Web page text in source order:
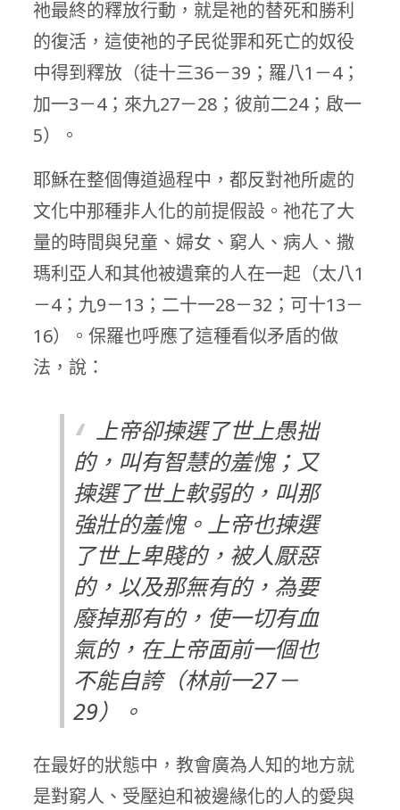
祂最終的釋放行動，就是祂的替死和勝利
的復活，這使祂的子民從罪和死亡的奴役
中得到釋放（徒十三36－39；羅八1－4；
加一3－4；來九27－28；彼前二24；啟一
5）。
耶穌在整個傳道過程中，都反對祂所處的
文化中那種非人化的前提假設。祂花了大
量的時間與兒童、婦女、窮人、病人、撒
瑪利亞人和其他被遺棄的人在一起（太八1
－4；九9－13；二十一28－32；可十13－
16）。保羅也呼應了這種看似矛盾的做
法，說：
上帝卻揀選了世上愚拙
的，叫有智慧的羞愧；又
揀選了世上軟弱的，叫那
強壯的羞愧。上帝也揀選
了世上卑賤的，被人厭惡
的，以及那無有的，為要
廢掉那有的，使一切有血
氣的，在上帝面前一個也
不能自誇（林前一27－
29）。
在最好的狀態中，教會廣為人知的地方就
是對窮人、受壓迫和被邊緣化的人的愛與